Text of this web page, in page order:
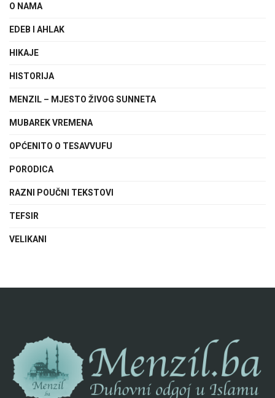
O NAMA
EDEB I AHLAK
HIKAJE
HISTORIJA
MENZIL – MJESTO ŽIVOG SUNNETA
MUBAREK VREMENA
OPĆENITO O TESAVVUFU
PORODICA
RAZNI POUČNI TEKSTOVI
TEFSIR
VELIKANI